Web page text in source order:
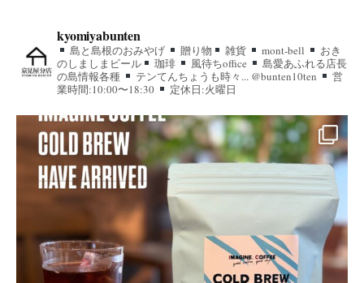
kyomiyabunten
島と島根のおみやげ 贈り物 雑貨 mont-bell
おき
のしましまビール
珈琲 風待ちoffice
島愛あふれる店長
の島情報各種
テンてんちょうも時々... @bunten10ten
営
業時間:10:00〜18:30
定休日:火曜日